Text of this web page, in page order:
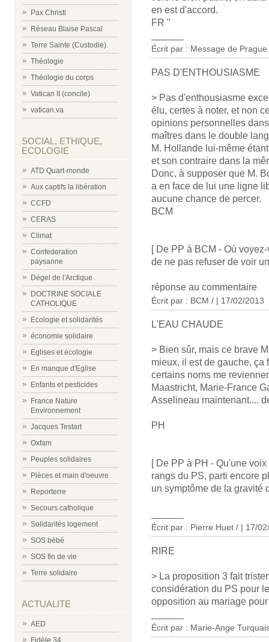
Pax Christi
Réseau Blaise Pascal
Terre Sainte (Custodie)
Théologie
Théologie du corps
Vatican II (concile)
vatican.va
SOCIAL, ETHIQUE,
ECOLOGIE
ATD Quart-monde
Aux captifs la libération
CCFD
CERAS
Climat
Confederation
paysanne
Dégel de l'Arctique
DOCTRINE SOCIALE
CATHOLIQUE
Ecologie et solidarités
économie solidaire
Eglises et écologie
En manque d'Eglise
Enfants et pesticides
France Nature
Environnement
Jacques Testart
Oxfam
Peuples solidaires
Pièces et main d'oeuvre
Reporterre
Secours catholique
Solidarités logement
SOS bébé
SOS fin de vie
Terre solidaire
ACTUALITE
AED
Fidèle 34
en est d'accord.
FR "
Écrit par : Message de
PAS D'ENTHOUSIASME
> Pas d'enthousiasme
élu, certes à noter, et non
opinions personnelles
maîtres dans le double
M. Hollande lui-même
et son contraire dans la
Donc, à supposer que M.
a en face de lui une ligne
aucune chance de percer.
BCM
[ De PP à BCM - Où
de ne pas refuser de voir
réponse au commentaire
Écrit par : BCM / | 17/02/2013
L'EAU CHAUDE
> Bien sûr, mais ce brave
mieux, il est de gauche, ça
certains noms me
Maastricht, Marie-France
Asselineau maintenant....
PH
[ De PP à PH - Qu'une
rangs du PS, parti encore
un symptôme de la gravité
Écrit par : Pierre Huet / | 17/
RIRE
> La proposition 3 fait
considération du PS pour
opposition au mariage pour
Écrit par : Marie-Ange